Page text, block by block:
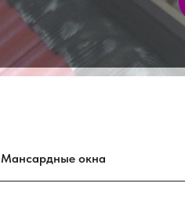
Мансардные окна